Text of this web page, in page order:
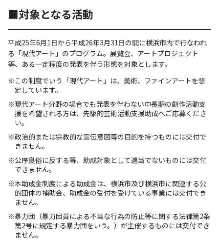
■対象となる活動
平成25年6月1日から平成26年3月31日の間に横浜市内で行なわれ
る「現代アート」のプログラム。展覧会、アートプロジェクト
等、ある一定程度の発表を伴う形態を対象とします。
※この制度でいう「現代アート」は、美術、ファインアートを想
定しています。
※現代アート分野の場合でも発表を伴わない中長期の創作活動支
援を希望される方は、先駆的芸術活動支援助成へご応募くださ
い。
※政治的または宗教的な宣伝意図等の目的を持つものには交付で
きません。
※公序良俗に反する等、助成対象として適当でないものには交付
できません。
※本助成金制度による助成金は、横浜市及び横浜市に関連する公
的団体の補助金、助成金の受付を受けている事業には交付でき
ません。
※暴力団（暴力団員による不当な行為の防止等に関する法律第2条
第2号に規定する暴力団をいう。）が主催するものには交付でき
ません。